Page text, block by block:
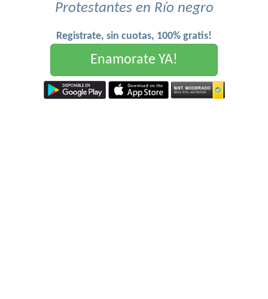
Protestantes en Río negro
Registrate, sin cuotas, 100% gratis!
Enamorate YA!